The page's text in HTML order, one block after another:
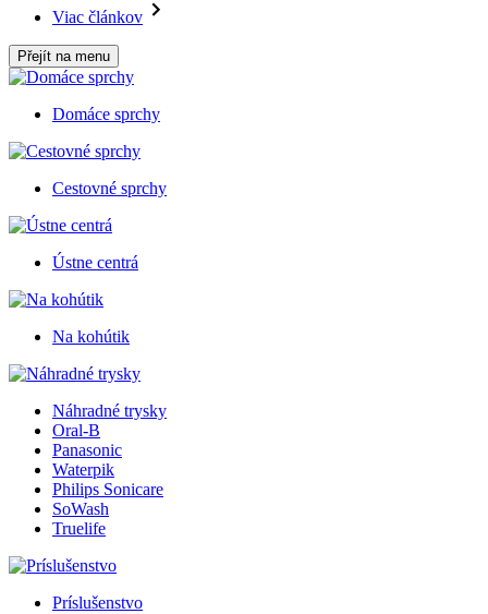
Viac článkov
Přejít na menu
Domáce sprchy
Cestovné sprchy
Ústne centrá
Na kohútik
Náhradné trysky
Oral-B
Panasonic
Waterpik
Philips Sonicare
SoWash
Truelife
Príslušenstvo